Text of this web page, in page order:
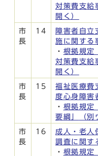
対策費支給
開く）
市
長
14
障害者自立
施に関する
・ 根拠規定
対策費支給
開く）
市
長
15
福祉医療費
度心身障害
・ 根拠規定
要綱」
（
市
長
16
成人・老人
調査に関す
・ 根拠規定